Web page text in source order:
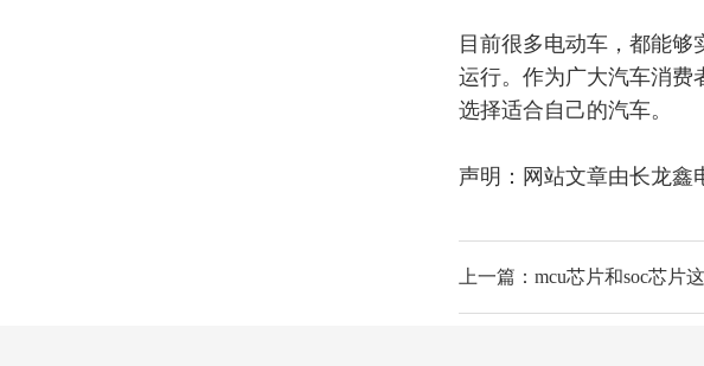
目前很多电动车，都能
运行。 作为广大汽车消费
选择适合自己的汽车。
声明：网站文章由长龙鑫
上一篇：mcu芯片和soc芯片